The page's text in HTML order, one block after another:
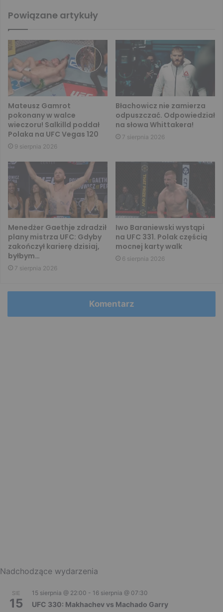
Powiązane artykuły
Mateusz Gamrot
pokonany w walce
wieczoru! Salkilld poddał
Polaka na UFC Vegas 120
9 sierpnia 2026
Błachowicz nie zamierza
odpuszczać. Odpowiedział
na słowa Whittakera!
7 sierpnia 2026
Menedżer Gaethje zdradził
plany mistrza UFC: Gdyby
zakończył karierę dzisiaj,
byłbym…
7 sierpnia 2026
Iwo Baraniewski wystąpi
na UFC 331. Polak częścią
mocnej karty walk
6 sierpnia 2026
Komentarz
Nadchodzące wydarzenia
SIE
15
15 sierpnia @ 22:00 - 16 sierpnia @ 07:30
UFC 330: Makhachev vs Machado Garry